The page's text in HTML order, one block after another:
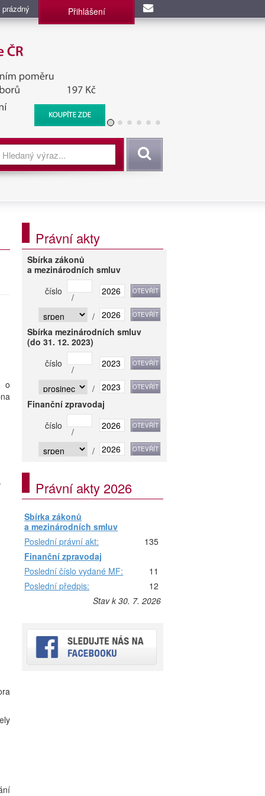
Přihlášení
BIS, Zpravodajské
Vyhledat
o
Právní akty
Sbírka zákonů
a mezinárodních smluv
číslo
/
/
Sbírka mezinárodních smluv
(do 31. 12. 2023)
číslo
/
/
Finanční zpravodaj
číslo
/
/
Právní akty 2026
Sbírka zákonů
a mezinárodních smluv
Poslední právní akt:
135
Finanční zpravodaj
Poslední číslo vydané MF:
11
Poslední předpis:
12
Stav k 30. 7. 2026